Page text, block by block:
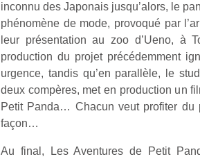
inconnu des Japonais jusqu’alors, le
phénomène de mode, provoqué par
leur présentation au zoo d’Ueno, à
production du projet précédemment
urgence, tandis qu’en parallèle, le
deux compères, met en production un
Petit Panda… Chacun veut profiter du
façon…
Au final, Les Aventures de Petit